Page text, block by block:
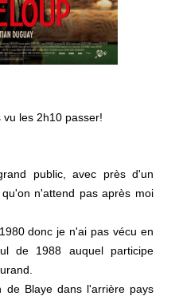
les 2h10 passer!
public, avec près d'un
n'attend pas après moi
donc je n'ai pas vécu en
de 1988 auquel participe
de Blaye dans l'arrière pays